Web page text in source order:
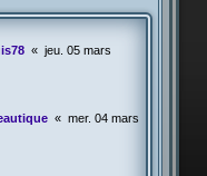
h
« jeu. 05 mars
« mer. 04 mars